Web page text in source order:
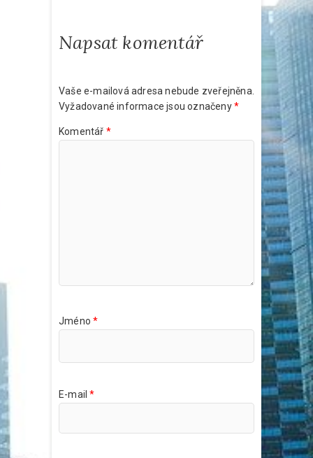
Napsat komentář
Vaše e-mailová adresa nebude zveřejněna.
Vyžadované informace jsou označeny*
Komentář *
Jméno*
E-mail*